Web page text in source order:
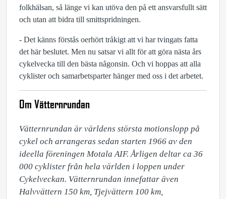
folkhälsan, så länge vi kan utöva den på ett ansvarsfullt sätt
och utan att bidra till smittspridningen.
- Det känns förstås oerhört tråkigt att vi har tvingats fatta
det här beslutet. Men nu satsar vi allt för att göra nästa års
cykelvecka till den bästa någonsin. Och vi hoppas att alla
cyklister och samarbetsparter hänger med oss i det arbetet.
Om Vätternrundan
Vätternrundan är världens största motionslopp på
cykel och arrangeras sedan starten 1966 av den
ideella föreningen Motala AIF. Årligen deltar ca 36
000 cyklister från hela världen i loppen under
Cykelveckan. Vätternrundan innefattar även
Halvvättern 150 km, Tjejvättern 100 km,